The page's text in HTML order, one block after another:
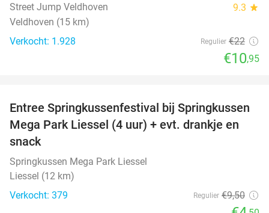
Street Jump Veldhoven 9.3 star
Veldhoven (15 km)
Verkocht: 1.928
Regulier €22
€10,95
53%
Entree Springkussenfestival bij Springkussen
Mega Park Liessel (4 uur) + evt. drankje en
snack
Springkussen Mega Park Liessel
Liessel (12 km)
Verkocht: 379
Regulier €9,50